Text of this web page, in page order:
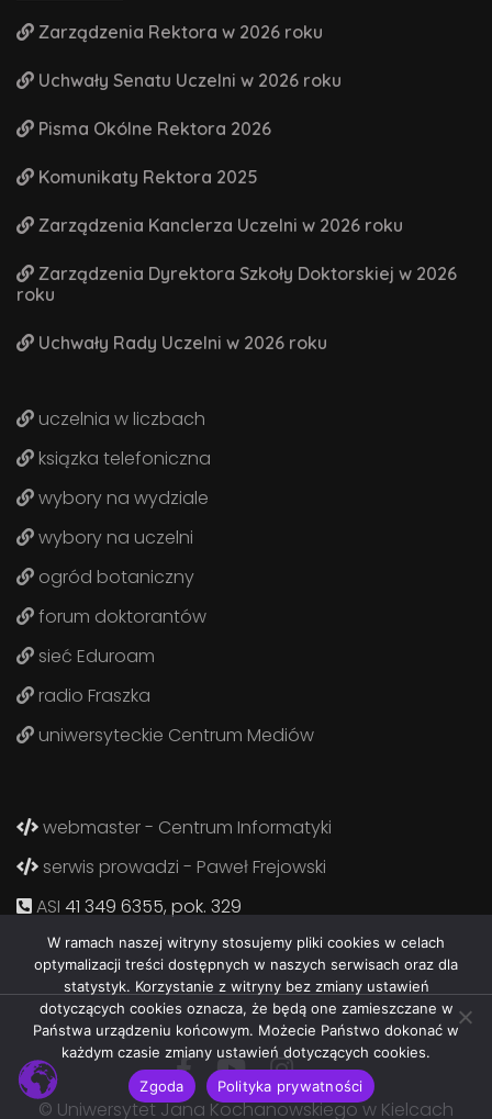
Zarządzenia Rektora w 2026 roku
Uchwały Senatu Uczelni w 2026 roku
Pisma Okólne Rektora 2026
Komunikaty Rektora 2025
Zarządzenia Kanclerza Uczelni w 2026 roku
Zarządzenia Dyrektora Szkoły Doktorskiej w 2026
roku
Uchwały Rady Uczelni w 2026 roku
uczelnia w liczbach
ksiązka telefoniczna
wybory na wydziale
wybory na uczelni
ogród botaniczny
forum doktorantów
sieć Eduroam
radio Fraszka
uniwersyteckie Centrum Mediów
webmaster - Centrum Informatyki
serwis prowadzi - Paweł Frejowski
ASI 41 349 6355, pok. 329
© Uniwersytet Jana Kochanowskiego w Kielcach
W ramach naszej witryny stosujemy pliki cookies w celach
optymalizacji treści dostępnych w naszych serwisach oraz dla
statystyk. Korzystanie z witryny bez zmiany ustawień
dotyczących cookies oznacza, że będą one zamieszczane w
Państwa urządzeniu końcowym. Możecie Państwo dokonać w
każdym czasie zmiany ustawień dotyczących cookies.
Zgoda
Polityka prywatności